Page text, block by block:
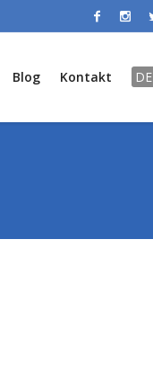
Blog Kontakt DE